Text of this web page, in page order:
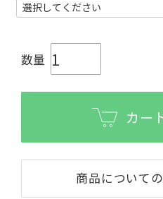
カー
商品について